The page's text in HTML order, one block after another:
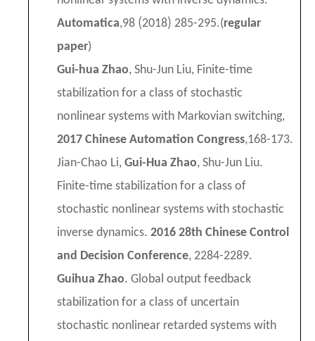
Automatica,98 (2018) 285-295.(regular
paper)
Gui-hua Zhao, Shu-Jun Liu, Finite-time
stabilization for a class of stochastic
nonlinear systems with Markovian switching,
2017 Chinese Automation Congress,168-173.
Jian-Chao Li, Gui-Hua Zhao, Shu-Jun Liu.
Finite-time stabilization for a class of
stochastic nonlinear systems with stochastic
inverse dynamics. 2016 28th Chinese Control
and Decision Conference, 2284-2289.
Guihua Zhao. Global output feedback
stabilization for a class of uncertain
stochastic nonlinear retarded systems with